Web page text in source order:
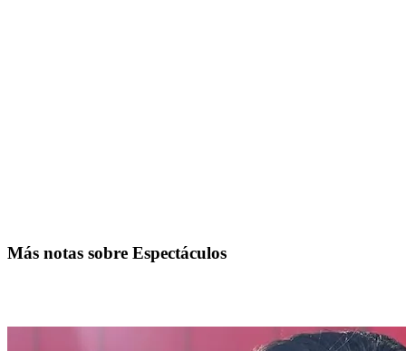
Más notas sobre Espectáculos